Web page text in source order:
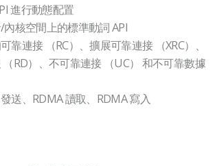
進行動態配置
核空間上的標準動詞 API
靠連接 （RC）、擴展可靠連接 （XRC）、
RD）、不可靠連接 （UC） 和不可靠數據
送、RDMA 讀取、RDMA 寫入